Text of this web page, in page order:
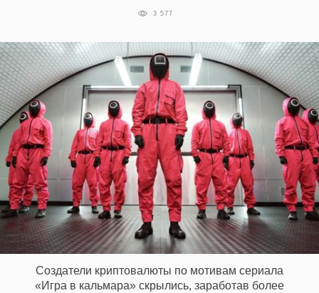
3 577
Создатели криптовалюты по мотивам сериала
«Игра в кальмара» скрылись, заработав более